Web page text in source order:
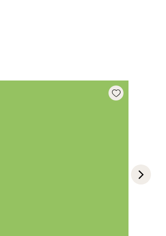
Add wishlist